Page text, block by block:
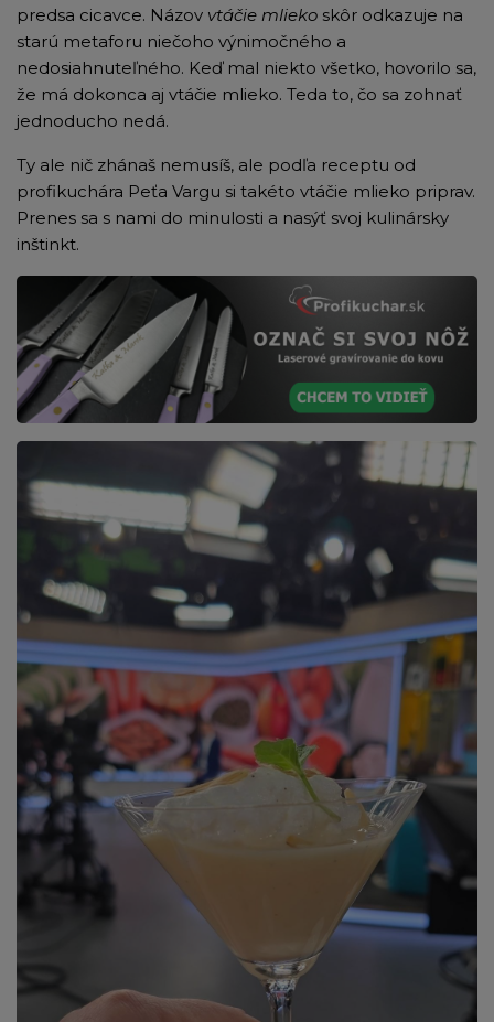
predsa cicavce. Názov vtáčie mlieko skôr odkazuje na
starú metaforu niečoho výnimočného a
nedosiahnuteľného. Keď mal niekto všetko, hovorilo sa,
že má dokonca aj vtáčie mlieko. Teda to, čo sa zohnať
jednoducho nedá.
Ty ale nič zhánaš nemusíš, ale podľa receptu od
profikuchára Peťa Vargu si takéto vtáčie mlieko priprav.
Prenes sa s nami do minulosti a nasýť svoj kulinársky
inštinkt.